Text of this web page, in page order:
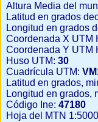
Altura Media del
Latitud en grados
Longitud en grados
Coordenada X UTM
Coordenada Y UTM
Huso UTM: 30
Cuadrícula UTM:
Latitud en grados,
Longitud en grados,
Código Ine: 47180
Hoja del MTN